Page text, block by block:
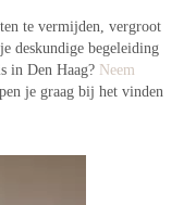
te vermijden, vergroot
deskundige begeleiding
in Den Haag? Neem
je graag bij het vinden